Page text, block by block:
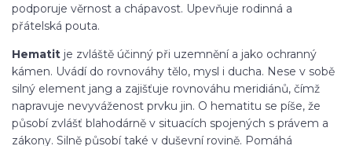
podporuje věrnost a chápavost. Upevňuje rodinná a
přátelská pouta.
Hematit je zvláště účinný při uzemnění a jako ochranný
kámen. Uvádí do rovnováhy tělo, mysl i ducha. Nese v sobě
silný element jang a zajišťuje rovnováhu meridiánů, čímž
napravuje nevyváženost prvku jin. O hematitu se píše, že
působí zvlášť blahodárně v situacích spojených s právem a
zákony. Silně působí také v duševní rovině. Pomáhá